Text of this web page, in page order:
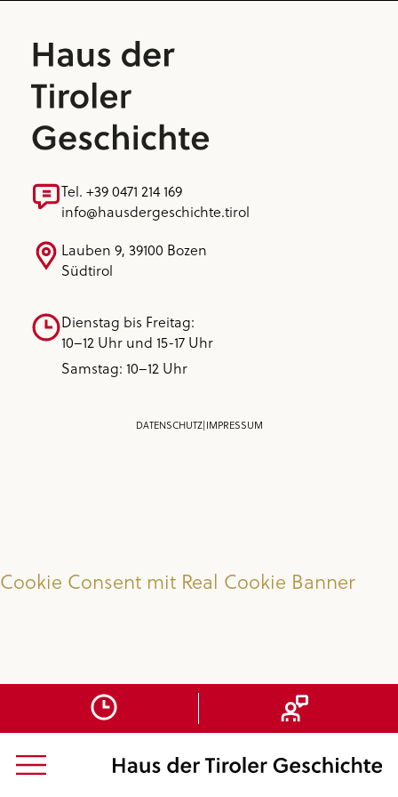
Tel. +39 0471 214 169
info@hausdergeschichte.tirol
Lauben 9, 39100 Bozen
Südtirol
Dienstag bis Freitag:
10–12 Uhr und 15-17 Uhr
Samstag: 10–12 Uhr
DATENSCHUTZ|IMPRESSUM
Cookie Consent mit Real Cookie Banner